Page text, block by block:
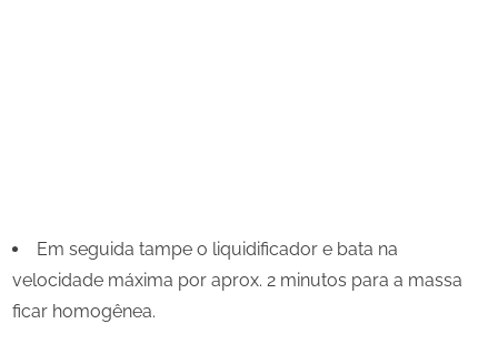
Em seguida tampe o liquidificador e bata na
velocidade máxima por aprox. 2 minutos para a massa
ficar homogênea.